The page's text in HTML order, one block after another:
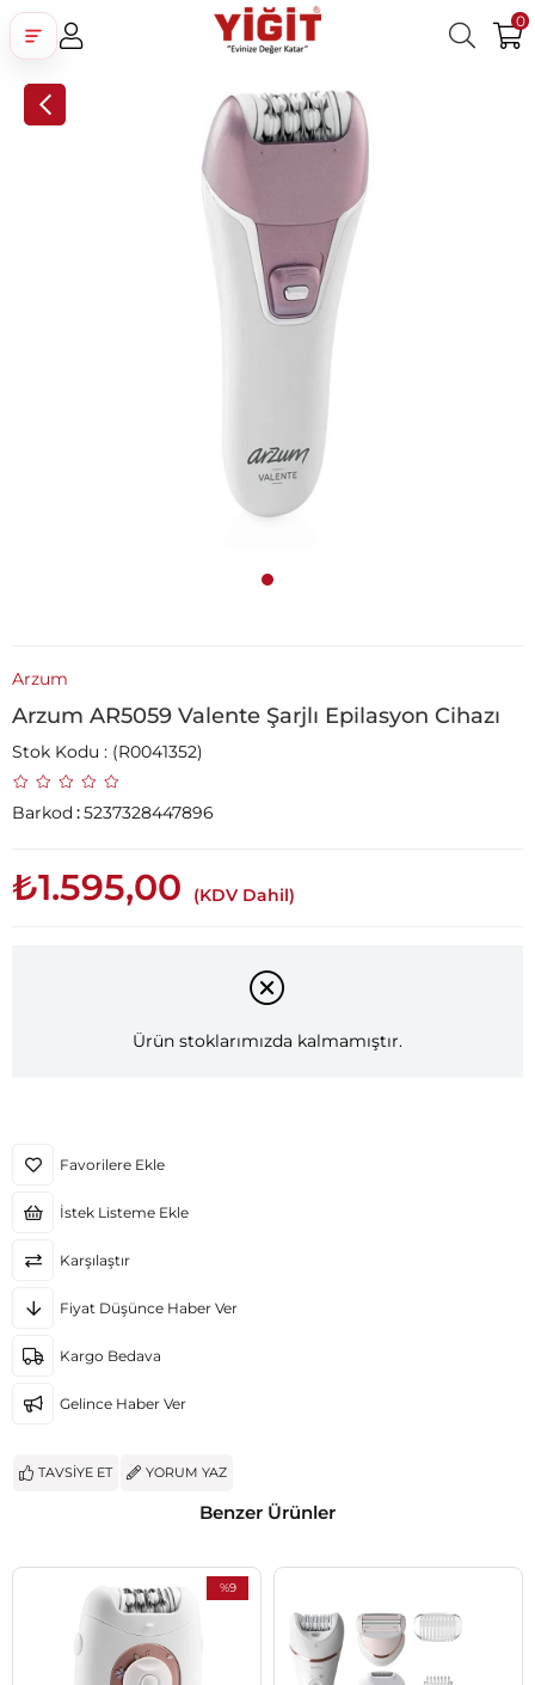
0
Üye Ol Facebook İle Bağlan
Google İle Bağlan
Arzum
Arzum AR5059 Valente Şarjlı Epilasyon Cihazı
Stok Kodu (R0041352)
Barkod:5237328447896
₺1.595,00 (KDV Dahil)
Ürün stoklarımızda kalmamıştır.
Favorilere Ekle
İstek Listeme Ekle
Karşılaştır
Fiyat Düşünce Haber Ver
Kargo Bedava
Gelince Haber Ver
TAVSIYE ET YORUM YAZ
Benzer Ürünler
%9